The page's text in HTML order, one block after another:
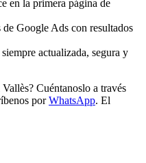
en la primera página de
de Google Ads con resultados
actualizada, segura y
Cuéntanoslo a través
porWhatsApp. El